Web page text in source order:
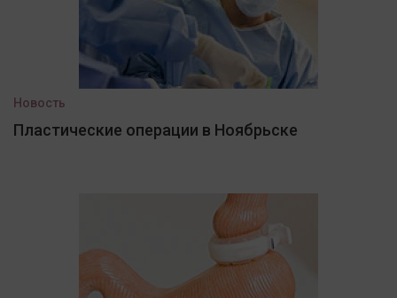
Новость
Пластические операции в Ноябрьске